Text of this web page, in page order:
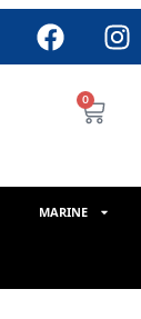
0
MARINE